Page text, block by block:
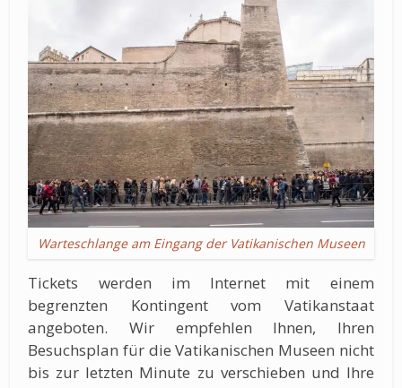
Warteschlange am Eingang der Vatikanischen Museen
Tickets werden im Internet mit einem
begrenzten Kontingent vom Vatikanstaat
angeboten. Wir empfehlen Ihnen, Ihren
Besuchsplan für die Vatikanischen Museen nicht
bis zur letzten Minute zu verschieben und Ihre